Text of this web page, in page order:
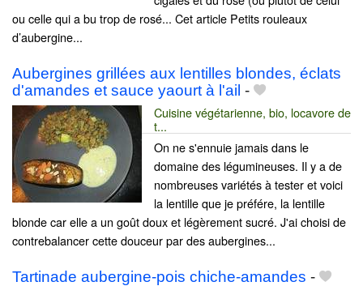
ou celle qui a bu trop de rosé... Cet article Petits rouleaux
d’aubergine...
Aubergines grillées aux lentilles blondes, éclats
d'amandes et sauce yaourt à l'ail -
Cuisine végétarienne, bio, locavore de
t...
On ne s'ennuie jamais dans le
domaine des légumineuses. Il y a de
nombreuses variétés à tester et voici
la lentille que je préfére, la lentille
blonde car elle a un goût doux et légèrement sucré. J'ai choisi de
contrebalancer cette douceur par des aubergines...
Tartinade aubergine-pois chiche-amandes -